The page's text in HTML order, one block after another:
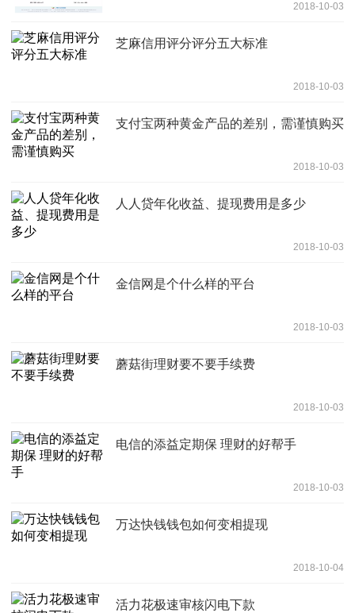
2018-10-03
芝麻信用评分评分五大标准
2018-10-03
支付宝两种黄金产品的差别，需谨慎购买
2018-10-03
人人贷年化收益、提现费用是多少
2018-10-03
金信网是个什么样的平台
2018-10-03
蘑菇街理财要不要手续费
2018-10-03
电信的添益定期保 理财的好帮手
2018-10-03
万达快钱钱包如何变相提现
2018-10-04
活力花极速审核闪电下款